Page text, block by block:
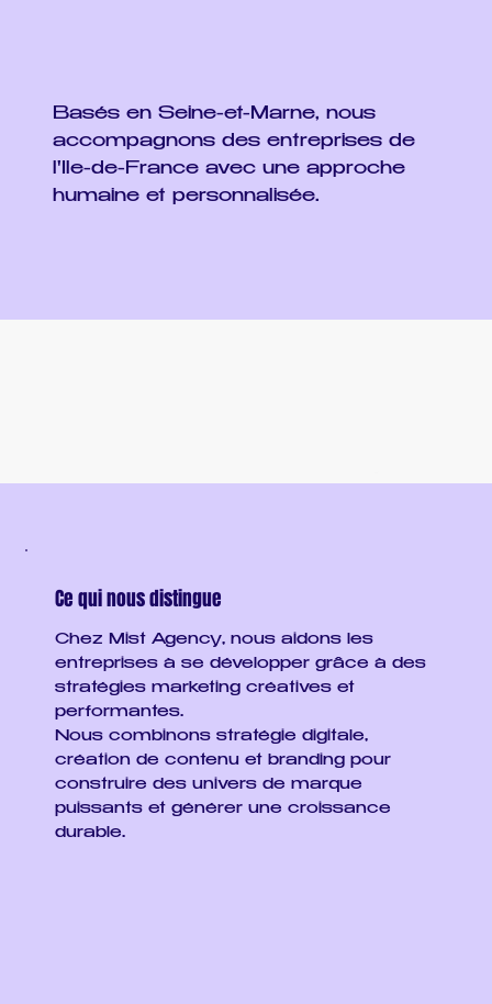
Basés en Seine-et-Marne, nous
accompagnons des entreprises de
l'Ile-de-France avec une approche
humaine et personnalisée.
Ce qui nous distingue
Chez Mist Agency, nous aidons les
entreprises à se développer grâce à des
stratégies marketing créatives et
performantes.
Nous combinons stratégie digitale,
création de contenu et branding pour
construire des univers de marque
puissants et générer une croissance
durable.